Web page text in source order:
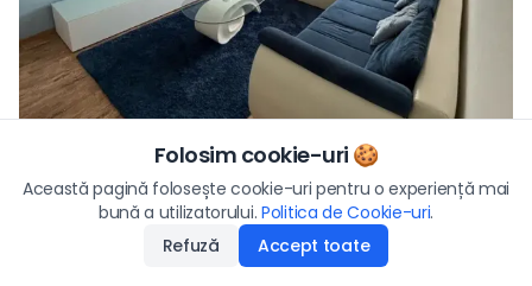
Vezi toate fotografiile
Preț/lună
450€
30.06.2026
Aplică
Folosim cookie-uri 🍪
Această pagină folosește cookie-uri pentru o experiență mai
bună a utilizatorului. Politica de Cookie-uri.
Refuză
Accept toate